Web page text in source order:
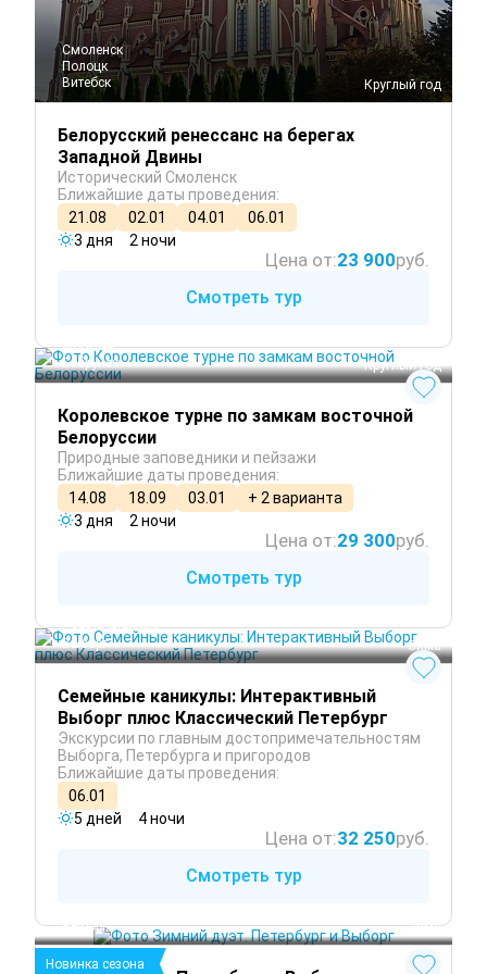
Смоленск
Полоцк
Витебск
Круглый год
Белорусский ренессанс на берегах
Западной Двины
Исторический Смоленск
Ближайшие даты проведения:
21.08
02.01 04.01
06.01
3 дня
2 ночи
Цена от:23 900руб.
Смотреть тур
Могилёв
Бобруйск
Круглый год
Королевское турне по замкам восточной
Белоруссии
Природные заповедники и пейзажи
Ближайшие даты проведения:
14.08
18.09 03.01
+ 2 варианта
3 дня
2 ночи
Цена от:29 300руб.
Смотреть тур
Санкт-Петербург
Выборг
Зима
Семейные каникулы: Интерактивный
Выборг плюс Классический Петербург
Экскурсии по главным достопримечательностям
Выборга, Петербурга и пригородов
Ближайшие даты проведения:
06.01
5 дней
4 ночи
Цена от:32 250руб.
Смотреть тур
Выборг
Новинка сезона
Зима